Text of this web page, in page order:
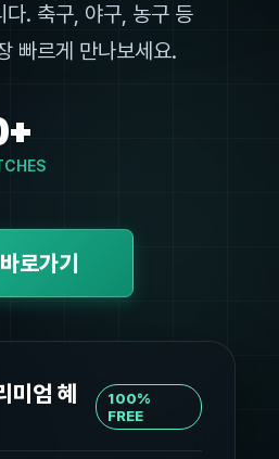
다. 축구, 야구, 농구 등
빠르게 만나보세요.
로가기
미엄 혜
100%
FREE